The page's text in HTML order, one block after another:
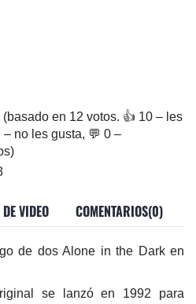
(basado en 12 votos. 👍 10 – les
– no les gusta, 💬 0 –
VIDEO COMENTARIOS(0)
de dos Alone in the Dark en
se lanzó en 1992 para